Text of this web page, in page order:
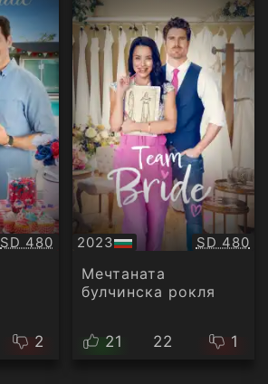
Качество:
SD 480
2
2023
БГ
аудио
SD 480
Мечтаната
булчинска рокля
21 22 1